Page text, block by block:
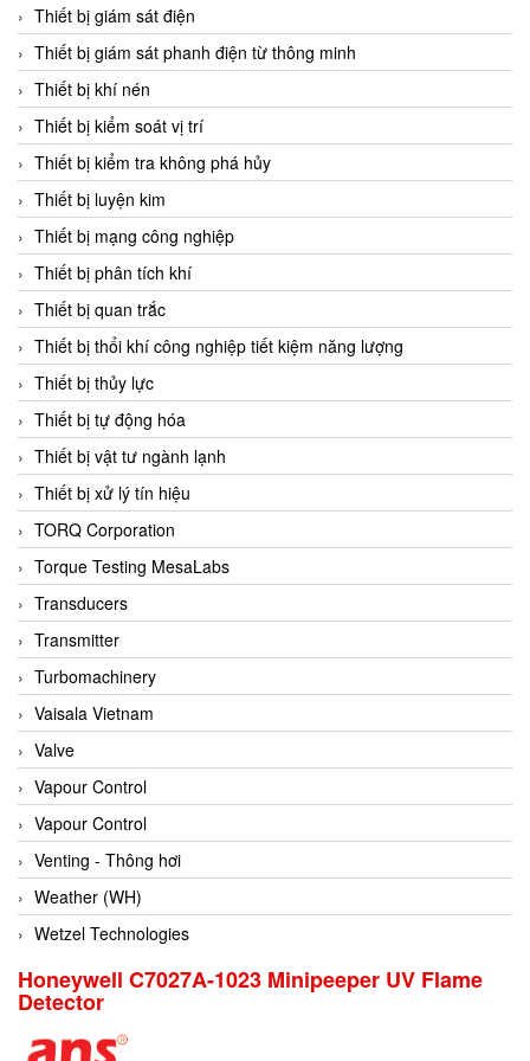
Chromalox
ChuanYi
CIC
Clage
Clake Fololo
Clark Cooper
CMC Ventilazione
Coax Valves Inc
Codel
Cofimco
Coltraco
Comat Releco
Comax
COMETECH VietNam
COMFILE Technology
Conch
Conductix/ WAMPFLER
Contrec
Contrinex
Control Solution Minesota
Copeland
Cortem
Cosa Xentaur
Cosil
Coulton
Crouzet
Crutec Dust Zero Vietnam
Crydom
Thiết bị giám sát điện
Thiết bị giám sát phanh điện từ thông minh
Thiết bị khí nén
Thiết bị kiểm soát vị trí
Thiết bị kiểm tra không phá hủy
Thiết bị luyện kim
Thiết bị mạng công nghiệp
Thiết bị phân tích khí
Thiết bị quan trắc
Thiết bị thổi khí công nghiệp tiết kiệm năng lượng
Thiết bị thủy lực
Thiết bị tự động hóa
Thiết bị vật tư ngành lạnh
Thiết bị xử lý tín hiệu
TORQ Corporation
Torque Testing MesaLabs
Transducers
Transmitter
Turbomachinery
Vaisala Vietnam
Valve
Vapour Control
Vapour Control
Venting - Thông hơi
Weather (WH)
Wetzel Technologies
Honeywell C7027A-1023 Minipeeper UV Flame
Detector